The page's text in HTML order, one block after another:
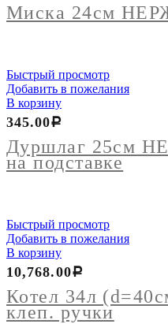
НЕРЖ
АПОЛЛО
Миска 24см
Быстрый просмотр
Добавить в пожелания
В корзину
Дуршлаг 25см
на подставке
345.00Р
Быстрый просмотр
Добавить в пожелания
В корзину
Котел 34л
клеп. ручки
10,768.00Р